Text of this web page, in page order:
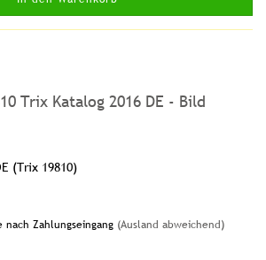
(Trix 19810)
nach Zahlungseingang (Ausland abweichend)